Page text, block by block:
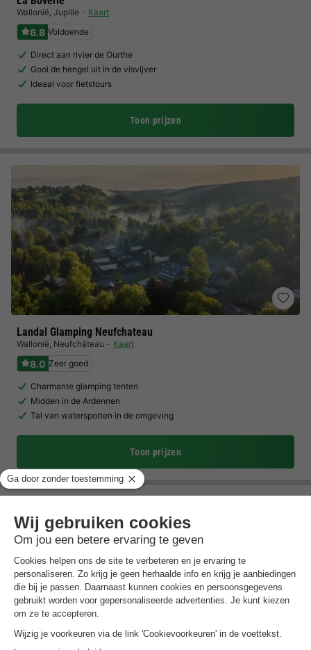
Wallonië, Jupille Kaart
6.8 Voldoende
Direct aan rivier de Ourthe
Gooi de hengel uit in de visvijver
Ideaal voor fietstours
Toon prijzen
Landal Glamping Neufchateau
Wallonië, Neufchâteau Kaart
8.0 Zeer goed
Charmante glamping tenten
Midden in de Ardennen
Tal van watersporten in de omgeving
Toon prijzen